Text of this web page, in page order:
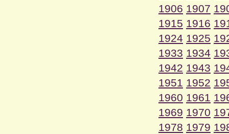
1906 1907
1915 1916
1924 1925
1933 1934
1942 1943
1951 1952
1960 1961
1969 1970
1978 1979